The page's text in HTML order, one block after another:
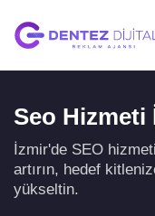
Seo Hizmeti
İzmir'de SEO
artırın, hedef
yükseltin.